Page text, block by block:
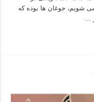
شویم، جوغان ها بوده که
…